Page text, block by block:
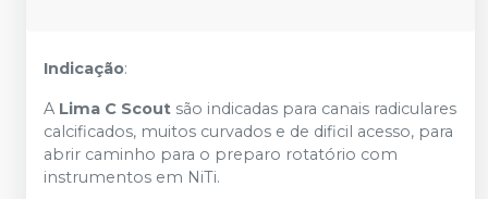
Indicação:
A Lima C Scout são indicadas para canais radiculares
calcificados, muitos curvados e de dificil acesso, para
abrir caminho para o preparo rotatório com
instrumentos em NiTi.